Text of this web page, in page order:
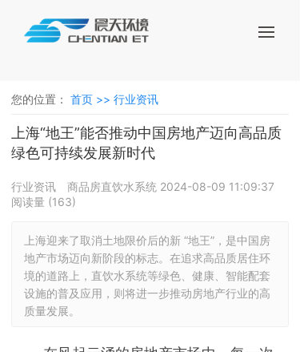
您的位置： 首页 >> 行业资讯
上海“地王”能否推动中国房地产迈向高品质
绿色可持续发展新时代
行业资讯 商品房直饮水系统 2024-08-09 11:09:37
阅读量 (163)
上海迎来了取消土地限价后的新 “地王”，是中国房
地产市场迈向新阶段的标志。在追求高品质居住环
境的道路上，直饮水系统等绿色、健康、智能配套
设施的普及应用，则将进一步推动房地产行业的高
质量发展。